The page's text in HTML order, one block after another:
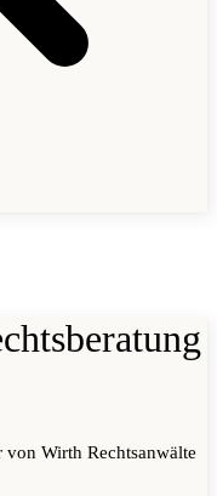
von Wirth Rechtsanwälte